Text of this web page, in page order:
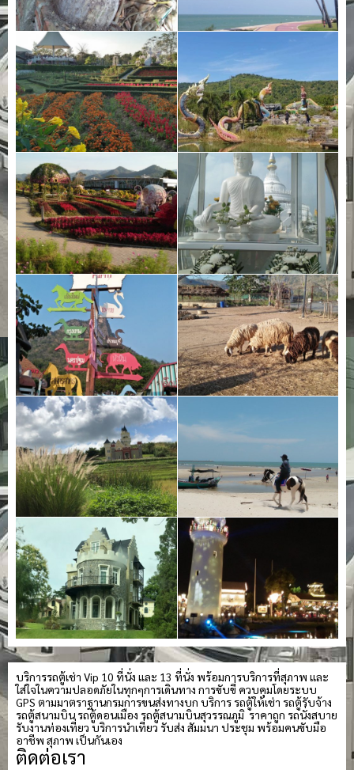
บริการรถตู้เช่า Vip 10 ที่นั่ง และ 13 ที่นั่ง พร้อมการบริการที่สุภาพ และ
ใส่ใจในความปลอดภัยในทุกๆการเดินทาง การขับขี่ ควบคุมโดยระบบ
GPS ตามมาตราฐานกรมการขนส่งทางบก บริการ รถตู้ให้เช่า รถตู้รับจ้าง
รถตู้สนามบิน รถตู้ดอนเมือง รถตู้สนามบินสุวรรณภูมิ ราคาถูก รถนั่งสบาย
รับงานท่องเที่ยว บริการนำเที่ยว รับส่ง สัมมนา ประชุม พร้อมคนขับมือ
อาชีพ สุภาพ เป็นกันเอง
ติดต่อเรา